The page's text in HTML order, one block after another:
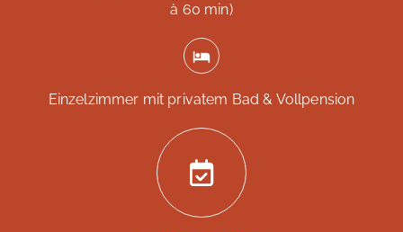
à 60 min)
Einzelzimmer mit privatem Bad & Vollpension